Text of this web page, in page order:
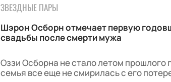
ЗВЕЗДНЫЕ ПАРЫ
Шэрон Осборн отмечает первую
свадьбы после смерти мужа
Оззи Осборна не стало летом прошлого
семья все еще не смирилась с его